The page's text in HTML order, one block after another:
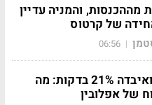
מההכנסות, והמניה עדיין
|
06:56
צמחה ב-53% ואיבדה 21% בדקות: מה
של אפלובין